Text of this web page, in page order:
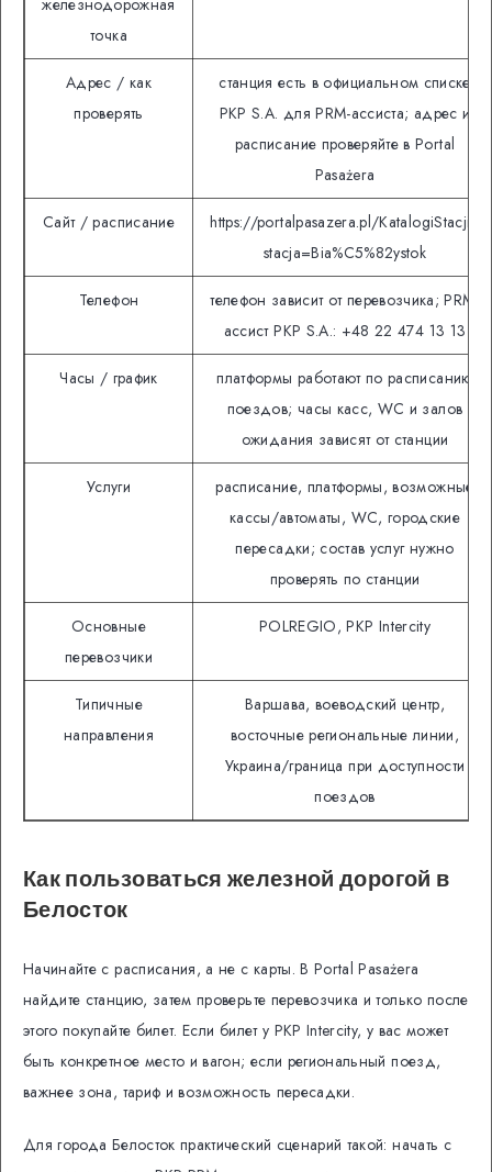
точка
Адрес / как
проверять
станция есть в официальном списке
PKP S.A. для PRM-ассиста; адрес и
расписание проверяйте в Portal
Pasażera
Сайт / расписание
https://portalpasazera.pl/KatalogiStacji?
stacja=Bia%C5%82ystok
Телефон
телефон зависит от перевозчика; PRM-
ассист PKP S.A.: +48 22 474 13 13
Часы / график
платформы работают по расписанию
поездов; часы касс, WC и залов
ожидания зависят от станции
Услуги
расписание, платформы, возможные
кассы/автоматы, WC, городские
пересадки; состав услуг нужно
проверять по станции
Основные
перевозчики
POLREGIO, PKP Intercity
Типичные
направления
Варшава, воеводский центр,
восточные региональные линии,
Украина/граница при доступности
поездов
Как пользоваться железной дорогой в
Белосток
Начинайте с расписания, а не с карты. В Portal Pasażera
найдите станцию, затем проверьте перевозчика и только после
этого покупайте билет. Если билет у PKP Intercity, у вас может
быть конкретное место и вагон; если региональный поезд,
важнее зона, тариф и возможность пересадки.
Для города Белосток практический сценарий такой: начать с